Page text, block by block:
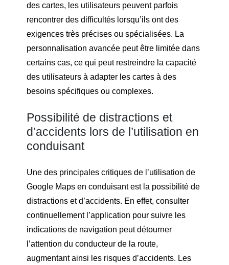
des cartes, les utilisateurs peuvent parfois
rencontrer des difficultés lorsqu’ils ont des
exigences très précises ou spécialisées. La
personnalisation avancée peut être limitée dans
certains cas, ce qui peut restreindre la capacité
des utilisateurs à adapter les cartes à des
besoins spécifiques ou complexes.
Possibilité de distractions et
d’accidents lors de l’utilisation en
conduisant
Une des principales critiques de l’utilisation de
Google Maps en conduisant est la possibilité de
distractions et d’accidents. En effet, consulter
continuellement l’application pour suivre les
indications de navigation peut détourner
l’attention du conducteur de la route,
augmentant ainsi les risques d’accidents. Les